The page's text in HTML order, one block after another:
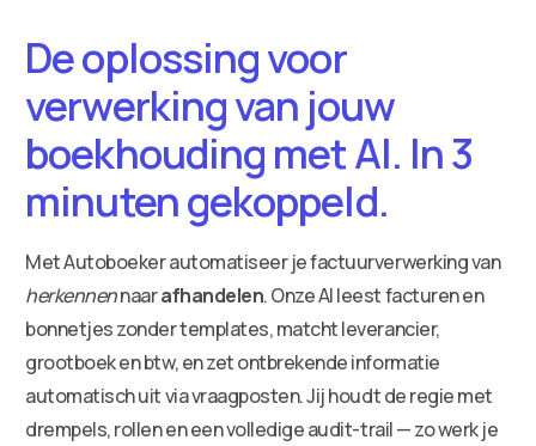
De oplossing voor
verwerking van jouw
boekhouding met AI. In 3
minuten gekoppeld.
Met Autoboeker automatiseer je factuurverwerking van
herkennennaarafhandelen. Onze AI leest facturen en
bonnetjes zonder templates, matcht leverancier,
grootboek en btw, en zet ontbrekende informatie
automatisch uit via vraagposten. Jij houdt de regie met
drempels, rollen en een volledige audit-trail — zo werk je